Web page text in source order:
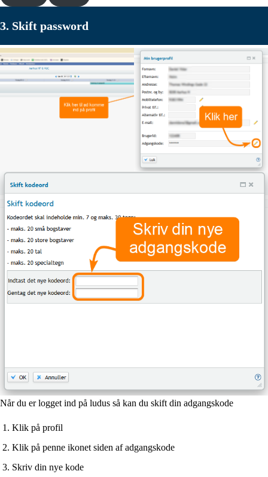
3. Skift password
Når du er logget ind på ludus så kan du skift din adgangskode
Klik på profil
Klik på penne ikonet siden af adgangskode
Skriv din nye kode